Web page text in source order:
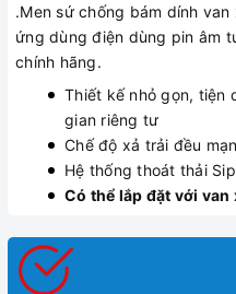
.Men sứ chống bám dính van
ứng dùng điện dùng pin âm
chính hãng.
Thiết kế nhỏ gọn, tiện
gian riêng tư
Chế độ xả trải đều
Hệ thống thoát thải
Có thể lắp đặt với